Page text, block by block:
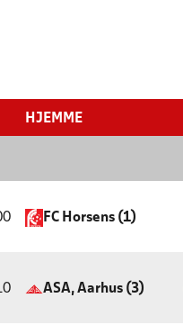
HJEMME
FC Horsens (1)
ASA, Aarhus (3)